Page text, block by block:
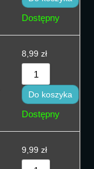
Sortuj od
Sortuj po
Sortuj po
Dostępny
8,99 zł
Do koszyka
Dostępny
9,99 zł